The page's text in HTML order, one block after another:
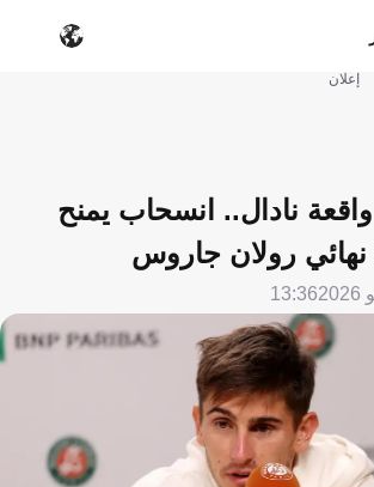
إعلان
نادال.. انسحاب يمنح
نهائي رولان جاروس
13:36